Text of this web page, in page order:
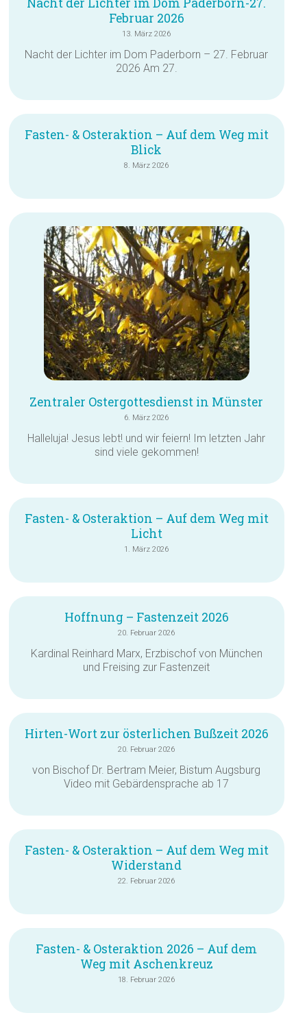
Februar 2026
13. März 2026
Nacht der Lichter im Dom Paderborn – 27. Februar
2026 Am 27.
Fasten- & Osteraktion – Auf dem Weg mit
Blick
8. März 2026
Zentraler Ostergottesdienst in Münster
6. März 2026
Halleluja! Jesus lebt! und wir feiern! Im letzten Jahr
sind viele gekommen!
Fasten- & Osteraktion – Auf dem Weg mit
Licht
1. März 2026
Hoffnung – Fastenzeit 2026
20. Februar 2026
Kardinal Reinhard Marx, Erzbischof von München
und Freising zur Fastenzeit
Hirten-Wort zur österlichen Bußzeit 2026
20. Februar 2026
von Bischof Dr. Bertram Meier, Bistum Augsburg
Video mit Gebärdensprache ab 17
Fasten- & Osteraktion – Auf dem Weg mit
Widerstand
22. Februar 2026
Fasten- & Osteraktion 2026 – Auf dem
Weg mit Aschenkreuz
18. Februar 2026